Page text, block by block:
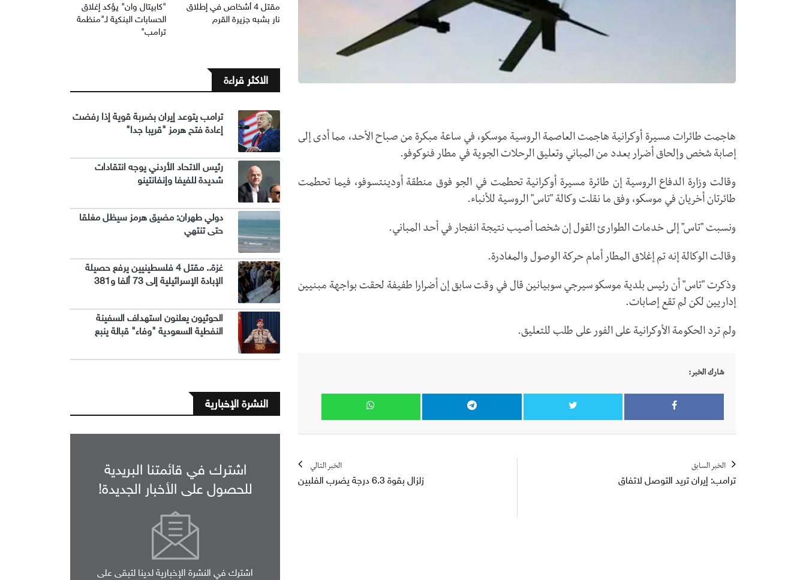
هاجمت طائرات مسيرة أوكرانية هاجمت العاصمة الروسية موسكو، في ساعة مبكرة من صباح الأحد، مما أدى إلى
إصابة شخص وإلحاق أضرار بعدد من المباني وتعليق الرحلات الجوية في مطار فنوكوفو.
وقالت وزارة الدفاع الروسية إن طائرة مسيرة أوكرانية تحطمت في الجو فوق منطقة أودينتسوفو، فيما تحطمت
طائرتان أخريان في موسكو، وفق ما نقلت وكالة "تاس" الروسية للأنباء.
ونسبت "تاس" إلى خدمات الطوارئ القول إن شخصا أصيب نتيجة انفجار في أحد المباني.
وقالت الوكالة إنه تم إغلاق المطار أمام حركة الوصول والمغادرة.
وذكرت "تاس" أن رئيس بلدية موسكو سيرجي سوبيانين قال في وقت سابق إن أضرارا طفيفة لحقت بواجهة مبنيين
إداريين لكن لم تقع إصابات.
ولم ترد الحكومة الأوكرانية على الفور على طلب للتعليق.
شارك الخبر:
الخبر السابق
ترامب: إيران تريد التوصل لاتفاق
الخبر التالي
زلزال بقوة 6.3 درجة يضرب الفلبين
مقتل 4 أشخاص في إطلاق
نار بشبه جزيرة القرم
"كابيتال وان" يؤكد إغلاق
الحسابات البنكية لـ"منظمة
ترامب"
الاكثر قراءة
ترامب يتوعد إيران بضربة قوية إذا رفضت
إعادة فتح هرمز "قريبا جدا"
رئيس الاتحاد الأردني يوجه انتقادات
شديدة للفيفا وإنفانتينو
دولي طهران: مضيق هرمز سيظل مغلقا
حتى تنتهي
غزة.. مقتل 4 فلسطينيين يرفع حصيلة
الإبادة الإسرائيلية إلى 73 ألفا و381
الحوثيون يعلنون استهداف السفينة
النفطية السعودية "وفاء" قبالة ينبع
النشرة الإخبارية
اشترك في قائمتنا البريدية
للحصول على الأخبار الجديدة!
اشترك في النشرة الإخبارية لدينا لتبقى على